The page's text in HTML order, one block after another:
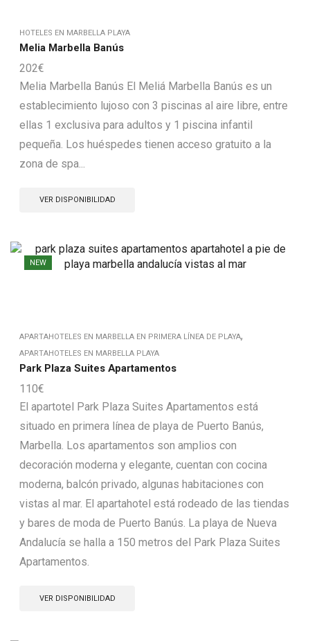
HOTELES EN MARBELLA PLAYA
Melia Marbella Banús
202€
Melia Marbella Banús El Meliá Marbella Banús es un
establecimiento lujoso con 3 piscinas al aire libre, entre
ellas 1 exclusiva para adultos y 1 piscina infantil
pequeña. Los huéspedes tienen acceso gratuito a la
zona de spa...
VER DISPONIBILIDAD
NEW
APARTAHOTELES EN MARBELLA EN PRIMERA LÍNEA DE PLAYA,
APARTAHOTELES EN MARBELLA PLAYA
Park Plaza Suites Apartamentos
110€
El apartotel Park Plaza Suites Apartamentos está
situado en primera línea de playa de Puerto Banús,
Marbella. Los apartamentos son amplios con
decoración moderna y elegante, cuentan con cocina
moderna, balcón privado, algunas habitaciones con
vistas al mar. El apartahotel está rodeado de las tiendas
y bares de moda de Puerto Banús. La playa de Nueva
Andalucía se halla a 150 metros del Park Plaza Suites
Apartamentos.
VER DISPONIBILIDAD